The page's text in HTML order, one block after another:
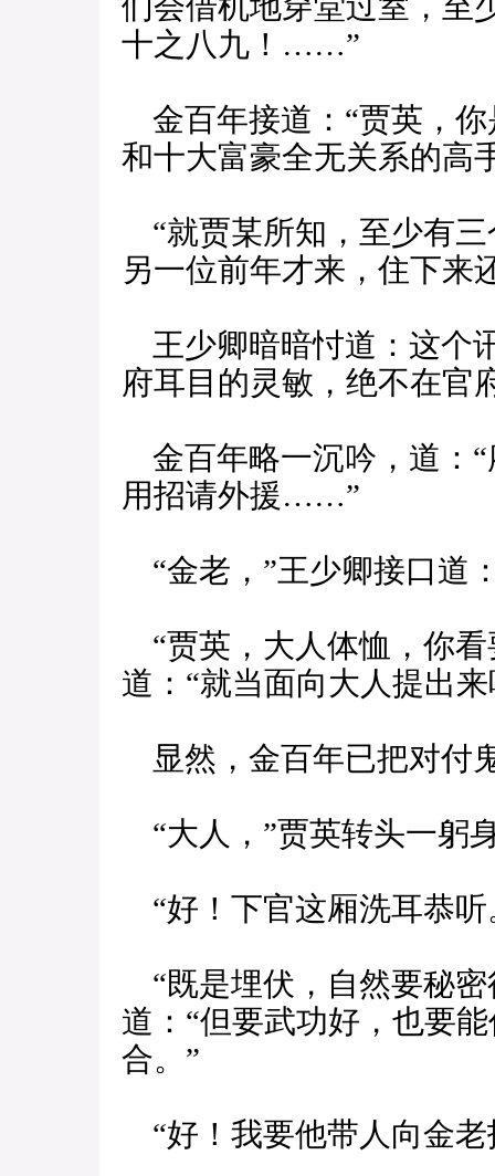
十之八九！……”
金百年接道：“贾英，
和十大富豪全无关系的高
“就贾某所知，至少有
另一位前年才来，住下来
王少卿暗暗忖道：这个
府耳目的灵敏，绝不在官
金百年略一沉吟，道：
用招请外援……”
“金老，”王少卿接口道
“贾英，大人体恤，你看
道：“就当面向大人提出来
显然，金百年已把对付
“大人，”贾英转头一躬
“好！下官这厢洗耳恭听
“既是埋伏，自然要秘密
道：“但要武功好，也要
合。”
“好！我要他带人向金